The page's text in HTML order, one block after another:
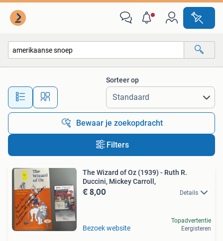
Alle afstanden…
Sorteer op
Bewaar je zoekopdracht
Filters
The Wizard of Oz (1939) - Ruth R.
Duccini, Mickey Carroll,
€ 8,00 Details
Bezoek website
Topadvertentie
Eergisteren